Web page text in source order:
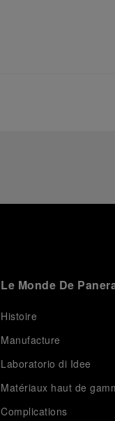
Le Monde De
Histoire
Manufacture
Laboratorio di Idee
Matériaux haut de
Complications